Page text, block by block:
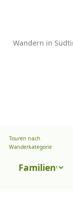
Wandern in
Touren nach
Wanderkategorie
Touren